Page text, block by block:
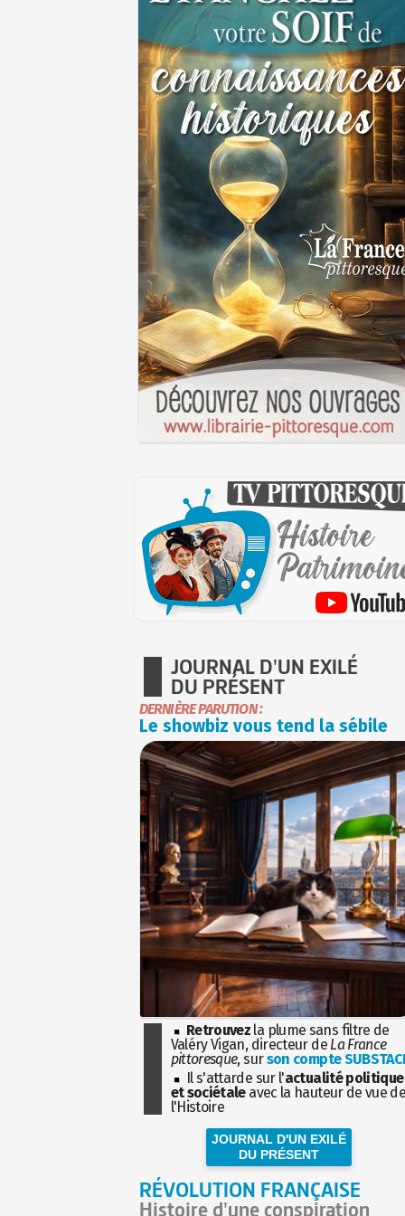
JOURNAL D'UN EXILÉ
DU PRÉSENT
DERNIÈRE PARUTION :
Le showbiz vous tend la sébile
Retrouvez la plume sans filtre de
Valéry Vigan, directeur de La France
pittoresque, surson compte
Il s'attarde sur l'actualité politique
et sociétaleavec la hauteur de vue
l'Histoire
JOURNAL D'UN EXILÉ
DU PRÉSENT
RÉVOLUTION FRANÇAISE
Histoire d'une conspiration